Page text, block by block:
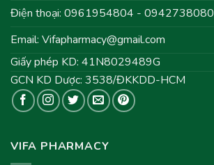
Điện thoại: 0961954804 - 0942738080
Email: Vifapharmacy@gmail.com
Giấy phép KD: 41N8029489G
GCN KD Dược: 3538/ĐKKDD-HCM
VIFA PHARMACY